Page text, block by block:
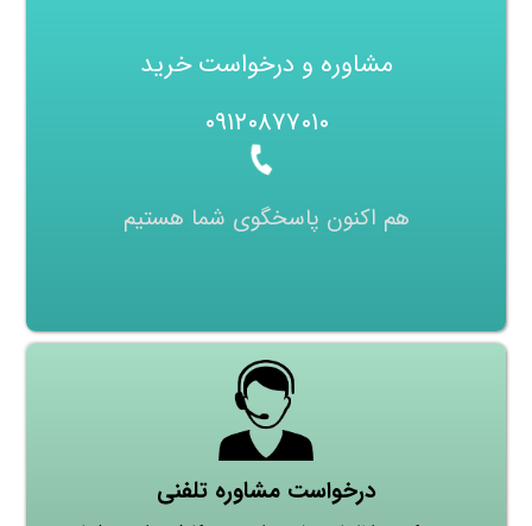
مشاوره و درخواست خرید
۰۹۱۲۰۸۷۷۰۱۰
هم اکنون پاسخگوی شما هستیم
درخواست مشاوره تلفنی